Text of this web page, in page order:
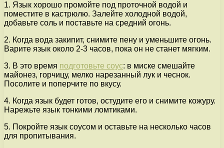
1. Язык хорошо промойте под проточной водой и
поместите в кастрюлю. Залейте холодной водой,
добавьте соль и поставьте на средний огонь.
2. Когда вода закипит, снимите пену и уменьшите огонь.
Варите язык около 2-3 часов, пока он не станет мягким.
3. В это время подготовьте соус: в миске смешайте
майонез, горчицу, мелко нарезанный лук и чеснок.
Посолите и поперчите по вкусу.
4. Когда язык будет готов, остудите его и снимите кожуру.
Нарежьте язык тонкими ломтиками.
5. Покройте язык соусом и оставьте на несколько часов
для пропитывания.